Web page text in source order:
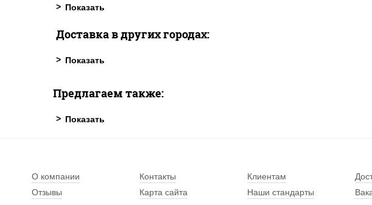
Доставка в других городах:
Предлагаем также:
О компании Контакты Клиентам
Отзывы
Карта сайта Наши стандарты